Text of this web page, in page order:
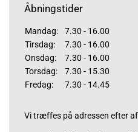
Åbningstider
Mandag:
7.30 - 16.00
Tirsdag:
7.30 - 16.00
Onsdag:
7.30 - 16.00
Torsdag:
7.30 - 15.30
Fredag:
7.30 - 14.45
Vi træffes på adressen efter